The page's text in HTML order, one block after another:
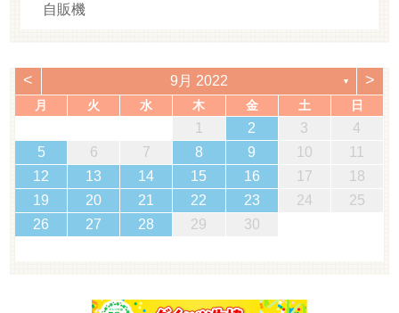
自販機
< 9月 2022 ▼ >
月 火 水 木 金 土 日
1 2 3
4
5
6 7 8 9 10
11
12
13 14 15 16 17
18
19
20 21 22 23 24
25
26
27 28 29 30